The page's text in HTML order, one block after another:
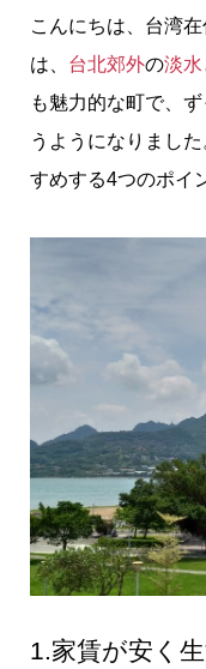
こんにちは、台湾
は、 台北郊外の淡水
も魅力的な町で、
うようになりまし
すめする4つのポイ
1.家賃が安く